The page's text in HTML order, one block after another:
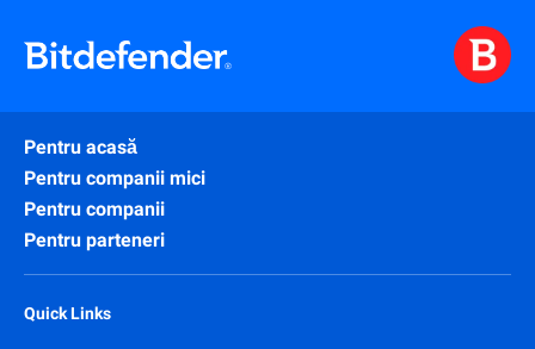
Pentru acasă
Pentru companii mici
Pentru companii
Pentru parteneri
Quick Links